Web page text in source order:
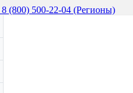
8 (800) 500-22-04 (Регионы)